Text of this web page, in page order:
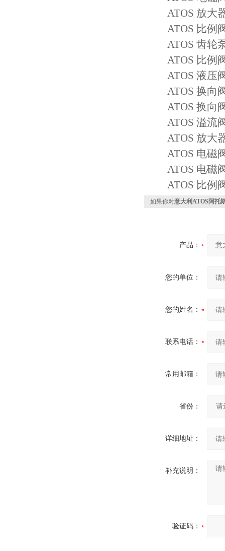
ATOS 放大器
ATOS 比例阀
ATOS 齿轮泵
ATOS 比例阀
ATOS 液压阀
ATOS 换向
ATOS 换向阀
ATOS 溢流阀
ATOS 放大器
ATOS 电磁阀
ATOS 电磁阀
ATOS 比例阀
如果你对意大利ATOS阿托
产品：
您的单位：
您的姓名：
联系电话：
常用邮箱：
省份：
详细地址：
补充说明：
验证码：